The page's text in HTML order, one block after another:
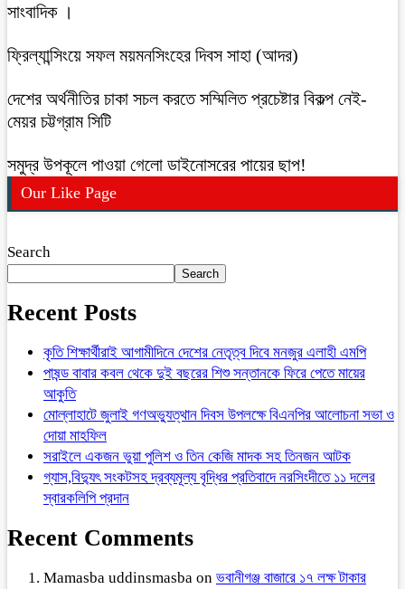
সাংবাদিক ।
ফ্রিল্যান্সিংয়ে সফল ময়মনসিংহের দিবস সাহা (আদর)
দেশের অর্থনীতির চাকা সচল করতে সম্মিলিত প্রচেষ্টার বিকল্প নেই-
মেয়র চট্টগ্রাম সিটি
সমুদ্র উপকূলে পাওয়া গেলো ডাইনোসরের পায়ের ছাপ!
Our Like Page
Search
Search
Recent Posts
কৃতি শিক্ষার্থীরাই আগামীদিনে দেশের নেতৃত্ব দিবে মনজুর এলাহী এমপি
পাষন্ড বাবার কবল থেকে দুই বছরের শিশু সন্তানকে ফিরে পেতে মায়ের
আকুতি
মোল্লাহাটে জুলাই গণঅভ্যুত্থান দিবস উপলক্ষে বিএনপির আলোচনা সভা ও
দোয়া মাহফিল
সরাইলে একজন ভুয়া পুলিশ ও তিন কেজি মাদক সহ তিনজন আটক
গ্যাস,বিদ্যুৎ সংকটসহ দ্রব্যমূল্য বৃদ্ধির প্রতিবাদে নরসিংদীতে ১১ দলের
স্বারকলিপি প্রদান
Recent Comments
Mamasba uddinsmasba on ভবানীগঞ্জ বাজারে ১৭ লক্ষ টাকার